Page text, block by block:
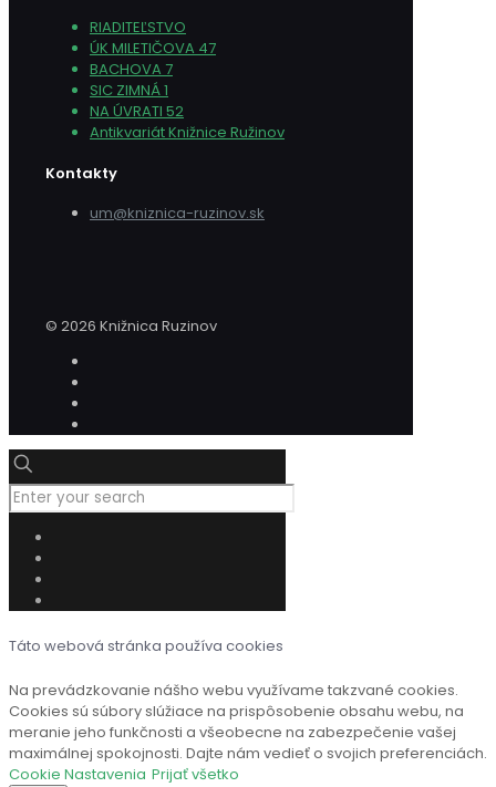
RIADITEĽSTVO
ÚK MILETIČOVA 47
BACHOVA 7
SIC ZIMNÁ 1
NA ÚVRATI 52
Antikvariát Knižnice Ružinov
Kontakty
um@kniznica-ruzinov.sk
© 2026 Knižnica Ruzinov
Táto webová stránka používa cookies
Na prevádzkovanie nášho webu využívame takzvané cookies.
Cookies sú súbory slúžiace na prispôsobenie obsahu webu, na
meranie jeho funkčnosti a všeobecne na zabezpečenie vašej
maximálnej spokojnosti. Dajte nám vedieť o svojich preferenciách.
Cookie Nastavenia Prijať všetko